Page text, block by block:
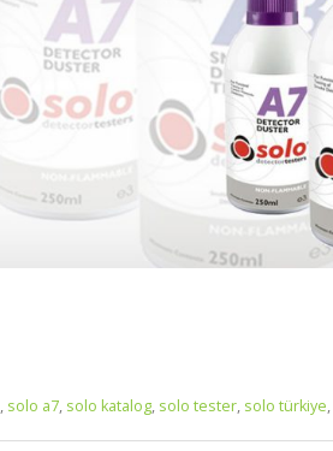
, solo a7, solo katalog, solo tester, solo türkiye,